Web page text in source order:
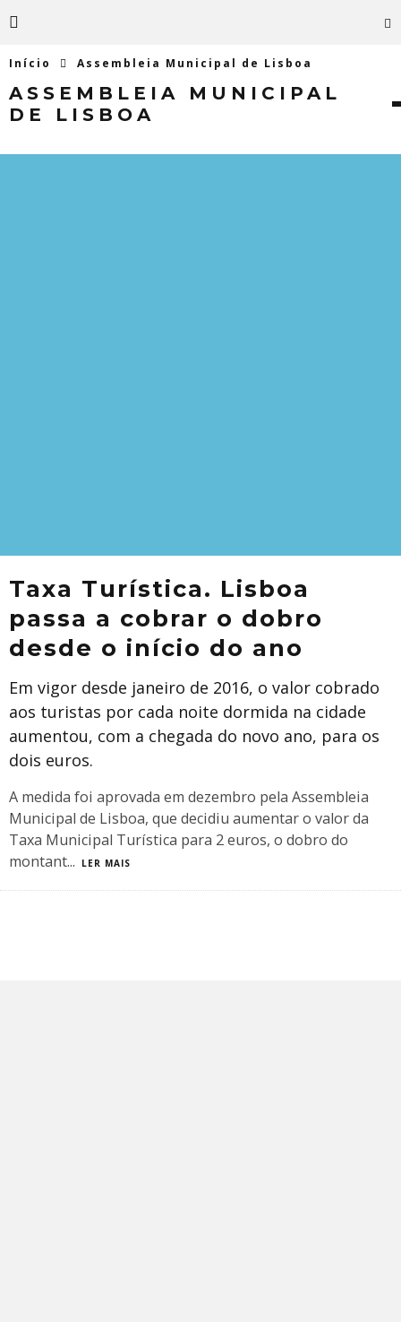
Início Assembleia Municipal de Lisboa
ASSEMBLEIA MUNICIPAL
DE LISBOA
Taxa Turística. Lisboa
passa a cobrar o dobro
desde o início do ano
Em vigor desde janeiro de 2016, o valor cobrado
aos turistas por cada noite dormida na cidade
aumentou, com a chegada do novo ano, para os
dois euros.
A medida foi aprovada em dezembro pela Assembleia
Municipal de Lisboa, que decidiu aumentar o valor da
Taxa Municipal Turística para 2 euros, o dobro do
montant... LER MAIS